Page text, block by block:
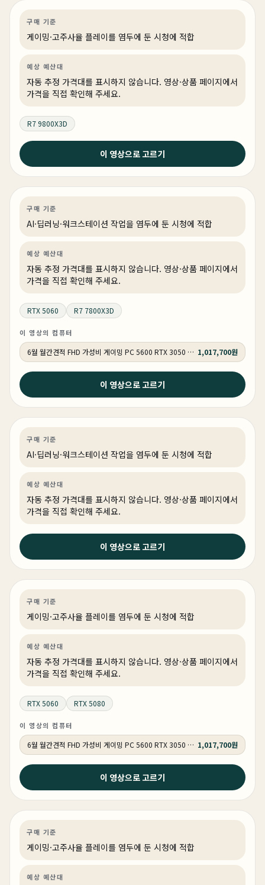
구매 기준
게이밍·고주사율 플레이를 염두에 둔 시청에 적합
예상 예산대
자동 추정 가격대를 표시하지 않습니다. 영상·상품 페이지에서
가격을 직접 확인해 주세요.
R7 9800X3D
이 영상으로 고르기
AI·딥러닝
2026년 6월 24일
2026 상반기 최고의 아웃풋 리안리 O11 VISION-M 최대
한 컴팩트하게! 디자인 퀄리티는 지키면서 쿨링성능 확장
성 다 놓치지 않은 시스템 입니다.
구매 기준
AI·딥러닝·워크스테이션 작업을 염두에 둔 시청에 적합
예상 예산대
자동 추정 가격대를 표시하지 않습니다. 영상·상품 페이지에서
가격을 직접 확인해 주세요.
RTX 5060 R7 7800X3D
이 영상의 컴퓨터
6월 월간견적 FHD 가성비 게이밍 PC 5600 RTX 3050 GY509 1,017,700원
이 영상으로 고르기
AI·딥러닝
2026년 6월 23일
3억짜리 AI 서버 만들기
구매 기준
AI·딥러닝·워크스테이션 작업을 염두에 둔 시청에 적합
예상 예산대
자동 추정 가격대를 표시하지 않습니다. 영상·상품 페이지에서
가격을 직접 확인해 주세요.
이 영상으로 고르기
2026년 6월 23일
내컴퓨터 그래도 PC방보다는 좋아야 하지 않을까요 ? #월
간견적 #gamingpc #PC추천
구매 기준
게이밍·고주사율 플레이를 염두에 둔 시청에 적합
예상 예산대
자동 추정 가격대를 표시하지 않습니다. 영상·상품 페이지에서
가격을 직접 확인해 주세요.
RTX 5060 RTX 5080
이 영상의 컴퓨터
6월 월간견적 FHD 가성비 게이밍 PC 5600 RTX 3050 GY509 1,017,700원
이 영상으로 고르기
2026년 6월 22일
2026 상반기 게이밍 컴퓨터의 기준 디자인부터 성능까지
완벽!
구매 기준
게이밍·고주사율 플레이를 염두에 둔 시청에 적합
예상 예산대